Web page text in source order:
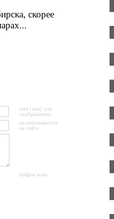
скорее
имя (ник) для
отображения
не показывается
на сайте
цифры кода